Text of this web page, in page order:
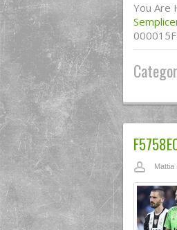
You Are
Mattia